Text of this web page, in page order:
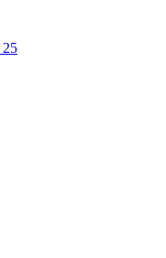
25